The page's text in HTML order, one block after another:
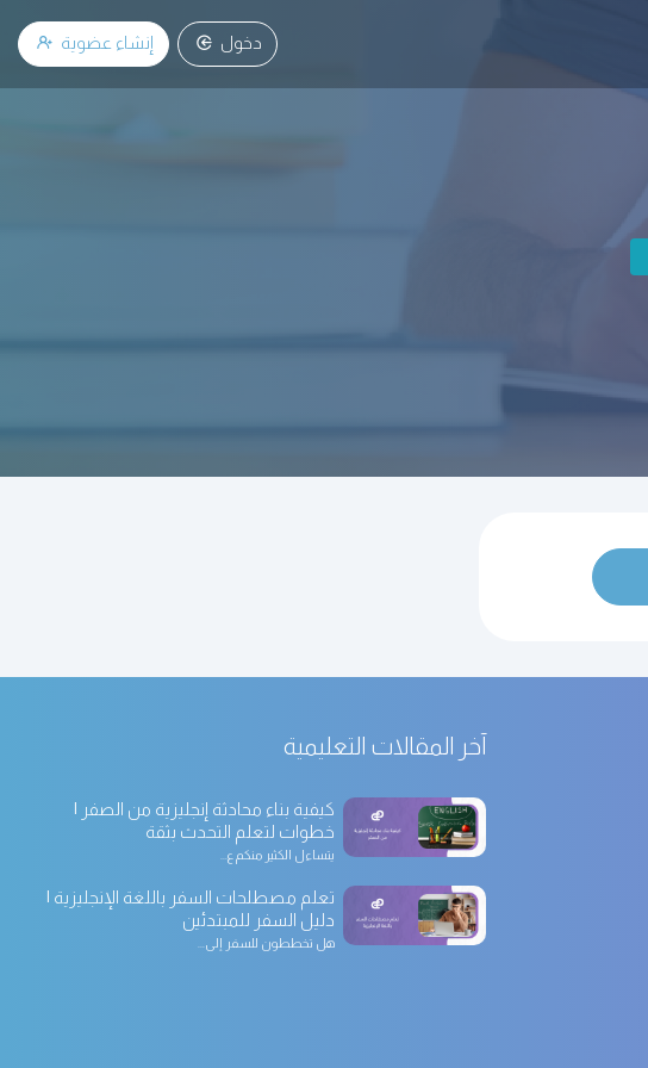
دخول إنشاء عضوية
آخر المقالات التعليمية
كيفية بناء محادثة إنجليزية من الصفر |
خطوات لتعلم التحدث بثقة
يتساءل الكثير منكم ع...
تعلم مصطلحات السفر باللغة الإنجليزية |
دليل السفر للمبتدئين
هل تخططون للسفر إلى...